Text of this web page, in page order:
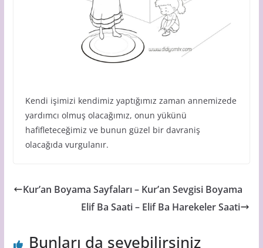
Kendi işimizi kendimiz yaptığımız zaman annemizede
yardımcı olmuş olacağımız, onun yükünü
hafifleteceğimiz ve bunun güzel bir davraniş
olacağıda vurgulanır.
Kur’an Boyama Sayfaları – Kur’an Sevgisi Boyama
Elif Ba Saati – Elif Ba Harekeler Saati
Bunları da sevebilirsiniz